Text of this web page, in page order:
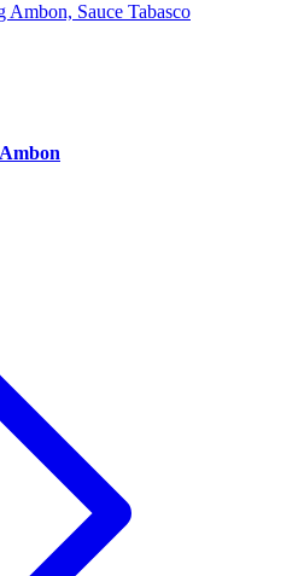
Ambon, Sauce Tabasco